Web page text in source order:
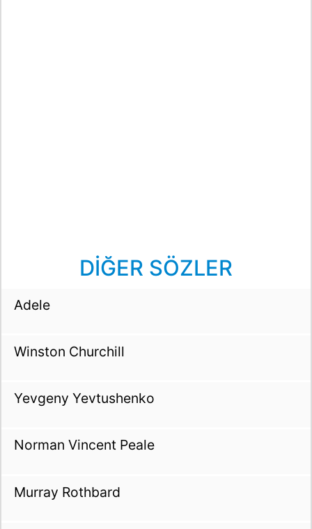
DİĞER SÖZLER
Adele
Winston Churchill
Yevgeny Yevtushenko
Norman Vincent Peale
Murray Rothbard